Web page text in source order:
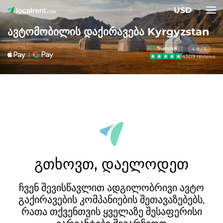
USD
ავტომობილის დაქირავება Kyrgyzstan
4.8 / 5
4509 reviews
გთხოვთ, დაელოდეთ
ჩვენ შევისწავლით ადგილობრივი ავტო
გაქირავების კომპანიების შეთავაზებებს,
რათა თქვენთვის ყველაზე შესაფერისი